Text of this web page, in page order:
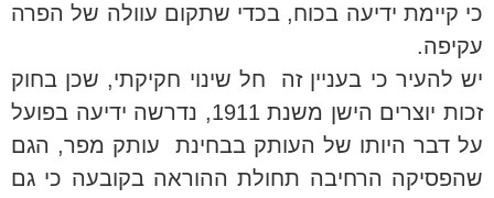
כי קיימת ידיעה בכוח, בכדי שתקום עוולה של הפרה
עקיפה.
יש להעיר כי בעניין זה חל שינוי חקיקתי, שכן בחוק
זכות יוצרים הישן משנת 1911, נדרשה ידיעה בפועל
על דבר היותו של העותק בבחינת עותק מפר, הגם
שהפסיקה הרחיבה תחולת ההוראה בקובעה כי גם